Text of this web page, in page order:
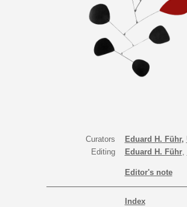
Curators Eduard H. Führ,
Editing
Eduard H. Führ,
Editor's note
Index